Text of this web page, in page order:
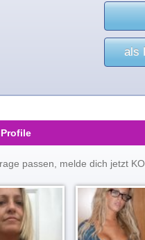
als
passen, melde dich jetzt